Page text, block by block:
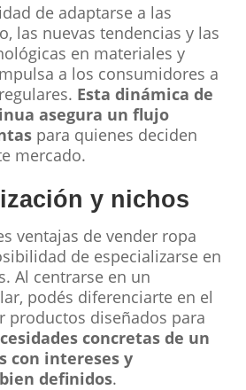
de adaptarse a las
las nuevas tendencias y las
en materiales y
a los consumidores a
Esta dinámica de
asegura un flujo
para quienes deciden
mercado.
y nichos
ventajas de vender ropa
de especializarse en
Al centrarse en un
podés diferenciarte en el
productos diseñados para
concretas de un
con intereses y
definidos.